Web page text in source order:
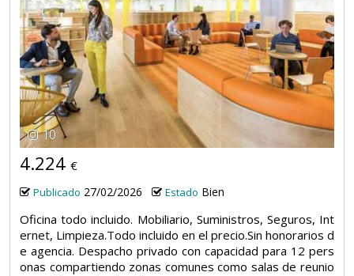
10
4.224 €
Publicado 27/02/2026 Estado Bien
Oficina todo incluido. Mobiliario, Suministros, Seguros, Int
ernet, Limpieza.Todo incluido en el precio.Sin honorarios d
e agencia. Despacho privado con capacidad para 12 pers
onas compartiendo zonas comunes como salas de reunio